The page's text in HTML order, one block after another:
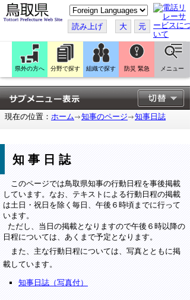
こ
の
ペ
ー
ジ
翻
訳
す
る
読み上げ 大 元
県外の方へ 分野で探す 組織で探す 防災 緊急 メニュー
現在の位置： ホーム 知事のページ 知事日誌
知事日誌
このページでは鳥取県知事の行動日程を事後掲載
しています。なお、テキストによる行動日程の掲載
は土日・祝日を除く毎日、午後６時頃までに行って
います。
ただし、当日の掲載となりますので午後６時以降の
日程については、あくまで予定となります。
また、主な行動日程については、写真とともに掲
載しています。
知事日誌（写真付）